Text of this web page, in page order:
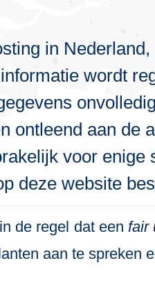
in
wordt
ontleend aan de
voor
deze website
de regel dat een fair
aan te spreken